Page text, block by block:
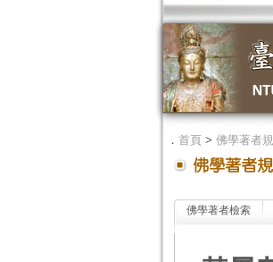
． 首頁> 佛學著者
佛學著者檢索